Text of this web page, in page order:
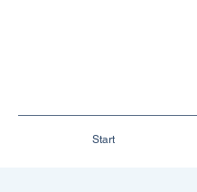
Start